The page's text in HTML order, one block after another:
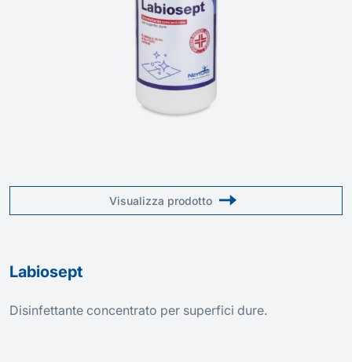
Visualizza prodotto
Labiosept
Disinfettante concentrato per superfici dure.